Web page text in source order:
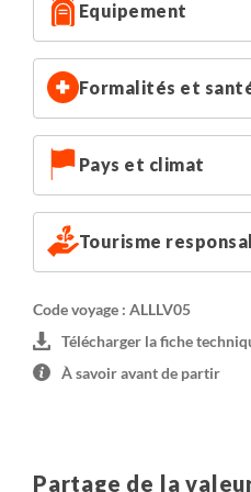
Pour plus de confort, nous
une chambre individuelle.
Equipement
Formalités et
Pays et climat
Tourisme
Code voyage : ALLLV05
Télécharger la fiche
À savoir avant de partir
Partage de la